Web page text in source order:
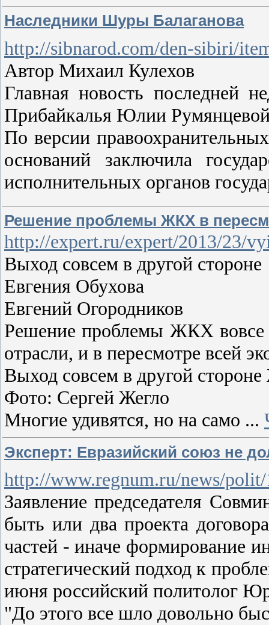
Наследники Шуры Балаганова
http://sibnarod.com/den-sibiri/
Автор Михаил Кулехов
Главная новость последней
Прибайкалья Юлии
По версии
оснований заключила
исполнительных органов
Решение проблемы ЖКХ в
http://expert.ru/expert/2013/23/
Выход совсем в другой стороне
Евгения Обухова
Евгений Огородников
Решение проблемы ЖКХ вовсе
отрасли, и в пересмотре всей
Выход совсем в другой
Фото: Сергей Жегло
Многие удивятся, но на само ...
Эксперт: Евразийский союз не
http://www.regnum.ru/news/
Заявление председателя
быть или два проекта
частей - иначе формирование
стратегический подход к
июня российский политолог
"До этого все шло довольно